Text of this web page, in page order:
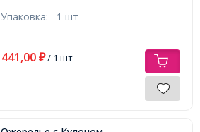
Упаковка: 1 шт
441,00 ₽/ 1 шт